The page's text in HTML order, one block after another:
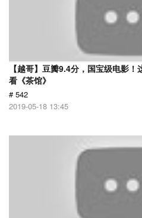
【越哥】豆瓣9.4分，国宝级电影
看《茶馆》
# 542
2019-05-18 13:45